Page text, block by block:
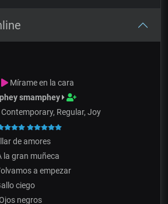
Mírame en la cara
smamphey
Regular, Joy
de amores
la gran muñeca
a empezar
ciego
negros